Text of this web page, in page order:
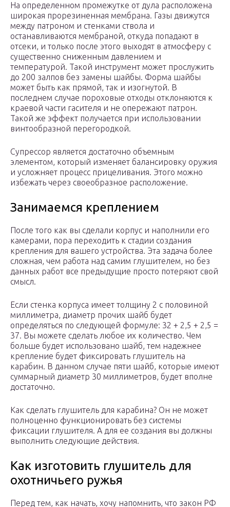
На определенном промежутке от дула расположена
широкая прорезиненная мембрана. Газы движутся
между патроном и стенками ствола и
останавливаются мембраной, откуда попадают в
отсеки, и только после этого выходят в атмосферу с
существенно сниженным давлением и
температурой. Такой инструмент может прослужить
до 200 залпов без замены шайбы. Форма шайбы
может быть как прямой, так и изогнутой. В
последнем случае пороховые отходы отклоняются к
краевой части гасителя и не опережают патрон.
Такой же эффект получается при использовании
винтообразной перегородкой.
Супрессор является достаточно объемным
элементом, который изменяет балансировку оружия
и усложняет процесс прицеливания. Этого можно
избежать через своеобразное расположение.
Занимаемся креплением
После того как вы сделали корпус и наполнили его
камерами, пора переходить к стадии создания
крепления для вашего устройства. Эта задача более
сложная, чем работа над самим глушителем, но без
данных работ все предыдущие просто потеряют свой
смысл.
Если стенка корпуса имеет толщину 2 с половиной
миллиметра, диаметр прочих шайб будет
определяться по следующей формуле: 32 + 2,5 + 2,5 =
37. Вы можете сделать любое их количество. Чем
больше будет использовано шайб, тем надежнее
крепление будет фиксировать глушитель на
карабин. В данном случае пяти шайб, которые имеют
суммарный диаметр 30 миллиметров, будет вполне
достаточно.
Как сделать глушитель для карабина? Он не может
полноценно функционировать без системы
фиксации глушителя. А для ее создания вы должны
выполнить следующие действия.
Как изготовить глушитель для
охотничьего ружья
Перед тем, как начать, хочу напомнить, что закон РФ